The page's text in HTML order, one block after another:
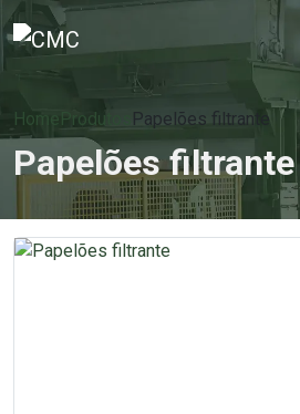
Home Produtos Papelões filtrante
Papelões filtrante